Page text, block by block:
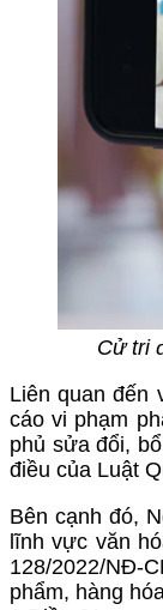
Cử tri
Liên quan đến
cáo vi phạm
phủ sửa đổi,
điều của Luật
Bên cạnh đó,
lĩnh vực văn
128/2022/NĐ-
phẩm, hàng